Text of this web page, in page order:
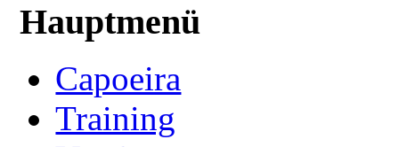
Hauptmenü
Capoeira
Training